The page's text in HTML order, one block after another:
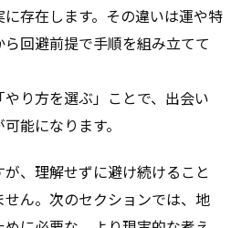
存在します。その違いは運や特
回避前提で手順を組み立てて
やり方を選ぶ」ことで、出会い
能になります。
、理解せずに避け続けること
ん。次のセクションでは、地